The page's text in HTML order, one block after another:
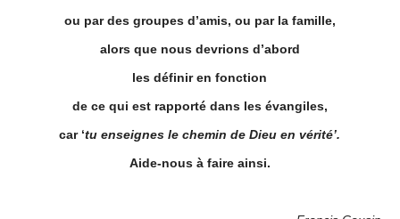
ou par des groupes d’amis, ou par la famille,
alors que nous devrions d’abord
les définir en fonction
de ce qui est rapporté dans les évangiles,
car ‘tu enseignes le chemin de Dieu en vérité’.
Aide-nous à faire ainsi.